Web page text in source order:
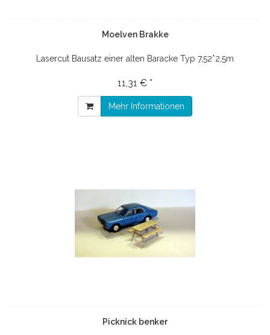
Moelven Brakke
Lasercut Bausatz einer alten Baracke Typ 7,52*2,5m
11,31 € *
Mehr Informationen
Picknick benker